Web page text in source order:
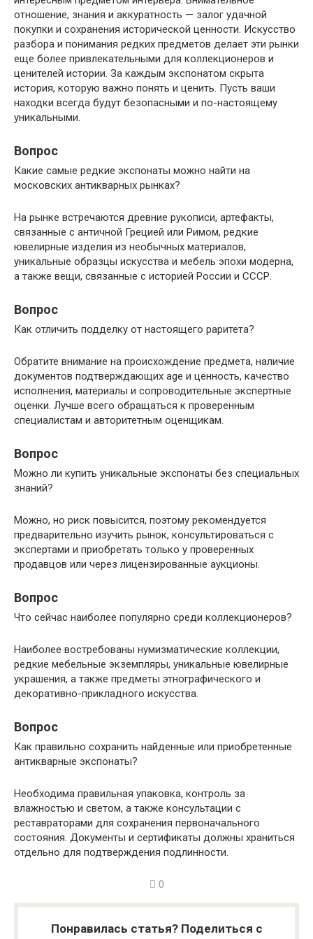
отношение, знания и аккуратность — залог удачной
покупки и сохранения исторической ценности. Искусство
разбора и понимания редких предметов делает эти рынки
еще более привлекательными для коллекционеров и
ценителей истории. За каждым экспонатом скрыта
история, которую важно понять и ценить. Пусть ваши
находки всегда будут безопасными и по-настоящему
уникальными.
Вопрос
Какие самые редкие экспонаты можно найти на
московских антикварных рынках?
На рынке встречаются древние рукописи, артефакты,
связанные с античной Грецией или Римом, редкие
ювелирные изделия из необычных материалов,
уникальные образцы искусства и мебель эпохи модерна,
а также вещи, связанные с историей России и СССР.
Вопрос
Как отличить подделку от настоящего раритета?
Обратите внимание на происхождение предмета, наличие
документов подтверждающих age и ценность, качество
исполнения, материалы и сопроводительные экспертные
оценки. Лучше всего обращаться к проверенным
специалистам и авторитетным оценщикам.
Вопрос
Можно ли купить уникальные экспонаты без специальных
знаний?
Можно, но риск повысится, поэтому рекомендуется
предварительно изучить рынок, консультироваться с
экспертами и приобретать только у проверенных
продавцов или через лицензированные аукционы.
Вопрос
Что сейчас наиболее популярно среди коллекционеров?
Наиболее востребованы нумизматические коллекции,
редкие мебельные экземпляры, уникальные ювелирные
украшения, а также предметы этнографического и
декоративно-прикладного искусства.
Вопрос
Как правильно сохранить найденные или приобретенные
антикварные экспонаты?
Необходима правильная упаковка, контроль за
влажностью и светом, а также консультации с
реставраторами для сохранения первоначального
состояния. Документы и сертификаты должны храниться
отдельно для подтверждения подлинности.
0
Понравилась статья? Поделиться с